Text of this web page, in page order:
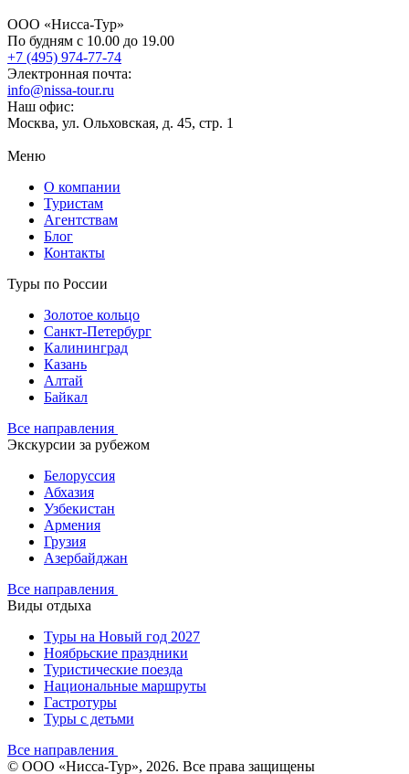
ООО «Нисса-Тур»
По будням с 10.00 до 19.00
+7 (495) 974-77-74
Электронная почта:
info@nissa-tour.ru
Наш офис:
Москва, ул. Ольховская, д. 45, стр. 1
Меню
О компании
Туристам
Агентствам
Блог
Контакты
Туры по России
Золотое кольцо
Санкт-Петербург
Калининград
Казань
Алтай
Байкал
Все направления
Экскурсии за рубежом
Белоруссия
Абхазия
Узбекистан
Армения
Грузия
Азербайджан
Все направления
Виды отдыха
Туры на Новый год 2027
Ноябрьские праздники
Туристические поезда
Национальные маршруты
Гастротуры
Туры с детьми
Все направления
© ООО «Нисса-Тур», 2026. Все права защищены